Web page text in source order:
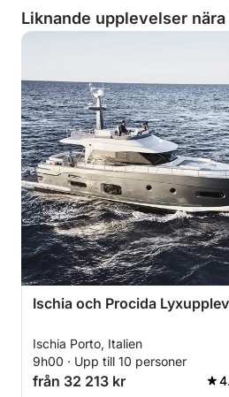
Liknande upplevelser
Ischia och Procida
Ischia Porto, Italien
9h00 · Upp till 10 personer
från 32 213 kr